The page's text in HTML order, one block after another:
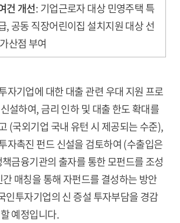
건 개선: 기업근로자 대상 민영주택 특
, 공동 직장어린이집 설치지원 대상 선
산점 부여
자기업에 대한 대출 관련 우대 지원 프로
설하여, 금리 인하 및 대출 한도 확대를
(국외기업 국내 유턴 시 제공되는 수준),
자촉진 펀드 신설을 검토하여 (수출입은
금융기관의 출자를 통한 모펀드를 조성
매칭을 통해 자펀드를 결성하는 방안
인투자기업의 신 증설 투자부담을 경감
예정입니다.